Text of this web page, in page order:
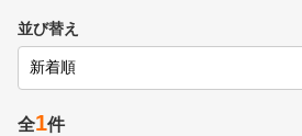
並び替え
全1件